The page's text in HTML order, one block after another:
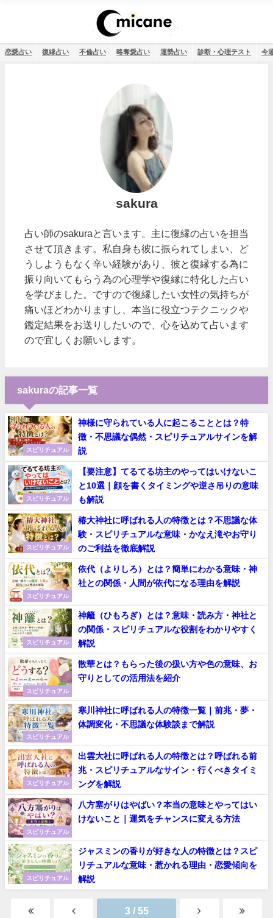
恋愛占い 復縁占い 不倫占い 略奪愛占い 運勢占い 診断・心理テスト 今
sakura
占い師のsakuraと言います。主に復縁の占いを担当
させて頂きます。私自身も彼に振られてしまい、ど
うしようもなく辛い経験があり、彼と復縁する為に
振り向いてもらう為の心理学や復縁に特化した占い
を学びました。ですので復縁したい女性の気持ちが
痛いほどわかりますし、本当に役立つテクニックや
鑑定結果をお送りしたいので、心を込めて占います
ので宜しくお願いします。
sakuraの記事一覧
スピリチュアル
神様に守られている人に起こることとは？特
徴・不思議な偶然・スピリチュアルサインを解
説
スピリチュアル
【要注意】てるてる坊主のやってはいけないこ
と10選｜顔を書くタイミングや逆さ吊りの意味
も解説
スピリチュアル
椿大神社に呼ばれる人の特徴とは？不思議な体
験・スピリチュアルな意味・かなえ滝やお守り
のご利益を徹底解説
スピリチュアル
依代（よりしろ）とは？簡単にわかる意味・神
社との関係・人間が依代になる理由を解説
スピリチュアル
神籬（ひもろぎ）とは？意味・読み方・神社と
の関係・スピリチュアルな役割をわかりやすく
解説
スピリチュアル
散華とは？もらった後の扱い方や色の意味、お
守りとしての活用法を紹介
スピリチュアル
寒川神社に呼ばれる人の特徴一覧｜前兆・夢・
体調変化・不思議な体験談まで解説
スピリチュアル
出雲大社に呼ばれる人の特徴とは？呼ばれる前
兆・スピリチュアルなサイン・行くべきタイミ
ングを解説
スピリチュアル
八方塞がりはやばい？本当の意味とやってはい
けないこと｜運気をチャンスに変える方法
スピリチュアル
ジャスミンの香りが好きな人の特徴とは？スピ
リチュアルな意味・惹かれる理由・恋愛傾向を
解説
3 / 55